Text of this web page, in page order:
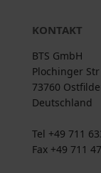
KONTAKT
BTS GmbH
Plochinger Str
73760
Deutschland
Tel +49 711
Fax +49 711